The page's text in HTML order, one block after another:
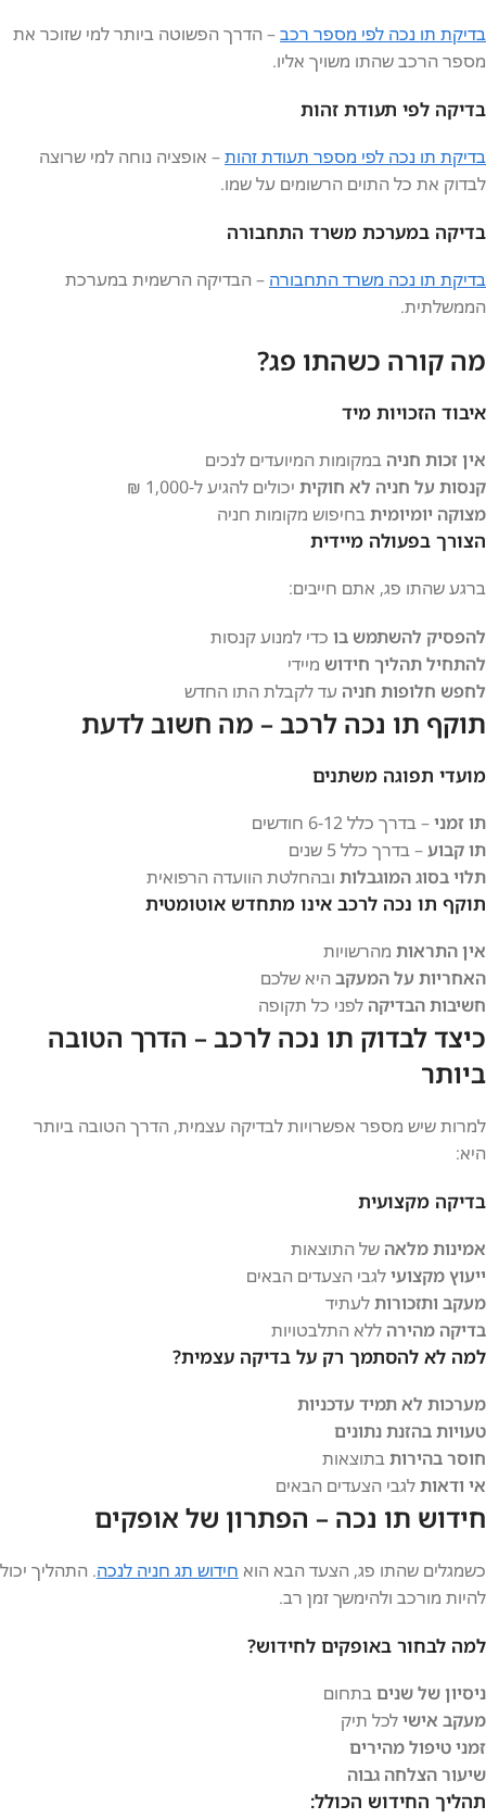
בדיקת תו נכה לפי מספר רכב– הדרך הפשוטה ביותר למי שזוכר את
מספר הרכב שהתו משויך אליו.
בדיקה לפי תעודת זהות
בדיקת תו נכה לפי מספר תעודת זהות– אופציה נוחה למי שרוצה
לבדוק את כל התוים הרשומים על שמו.
בדיקה במערכת משרד התחבורה
בדיקת תו נכה משרד התחבורה – הבדיקה הרשמית במערכת
הממשלתית.
מה קורה כשהתו פג?
איבוד הזכויות מיד
אין זכות חניה במקומות המיועדים לנכים
קנסות על חניה לא חוקית יכולים להגיע ל-1,000 ₪
מצוקה יומיומיתבחיפוש מקומות חניה
הצורך בפעולה מיידית
ברגע שהתו פג, אתם חייבים:
להפסיק להשתמש בו כדי למנוע קנסות
להתחיל תהליך חידוש מיידי
לחפש חלופות חניה עד לקבלת התו החדש
תוקף תו נכה לרכב – מה חשוב לדעת
מועדי תפוגה משתנים
תו זמני– בדרך כלל 6-12 חודשים
תו קבוע– בדרך כלל 5 שנים
תלוי בסוג המוגבלות ובהחלטת הוועדה הרפואית
תוקף תו נכה לרכב אינו מתחדש אוטומטית
אין התראות מהרשויות
האחריות על המעקב היא שלכם
חשיבות הבדיקה לפני כל תקופה
כיצד לבדוק תו נכה לרכב – הדרך הטובה
ביותר
למרות שיש מספר אפשרויות לבדיקה עצמית, הדרך הטובה ביותר
היא:
בדיקה מקצועית
אמינות מלאה של התוצאות
ייעוץ מקצועילגבי הצעדים הבאים
מעקב ותזכורותלעתיד
בדיקה מהירה ללא התלבטויות
למה לא להסתמך רק על בדיקה עצמית?
מערכות לא תמיד עדכניות
טעויות בהזנת נתונים
חוסר בהירותבתוצאות
אי ודאותלגבי הצעדים הבאים
חידוש תו נכה – הפתרון של אופקים
כשמגלים שהתו פג, הצעד הבא הוא חידוש תג חניה לנכה. התהליך יכול
להיות מורכב ולהימשך זמן רב.
למה לבחור באופקים לחידוש?
ניסיון של שניםבתחום
מעקב אישילכל תיק
זמני טיפול מהירים
שיעור הצלחה גבוה
תהליך החידוש הכולל: